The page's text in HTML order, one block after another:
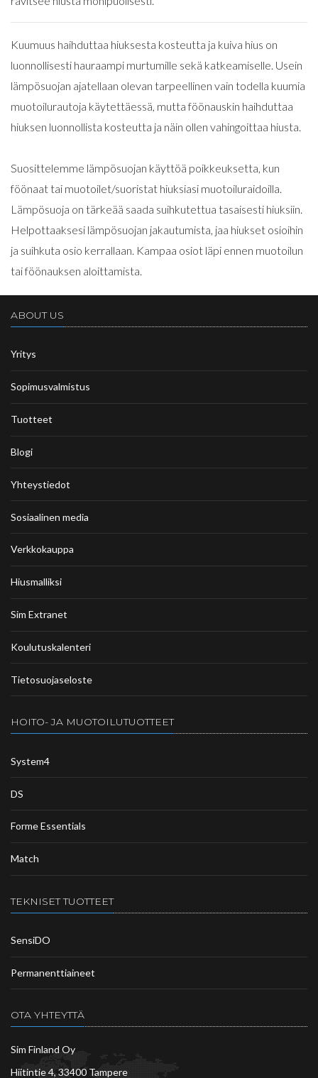
Kuumuus haihduttaa hiuksesta kosteutta ja kuiva hius on
luonnollisesti hauraampi murtumille sekä katkeamiselle. Usein
lämpösuojan ajatellaan olevan tarpeellinen vain todella kuumia
muotoilurautoja käytettäessä, mutta föönauskin haihduttaa
hiuksen luonnollista kosteutta ja näin ollen vahingoittaa hiusta.
Suosittelemme lämpösuojan käyttöä poikkeuksetta, kun
föönaat tai muotoilet/suoristat hiuksiasi muotoiluraidoilla.
Lämpösuoja on tärkeää saada suihkutettua tasaisesti hiuksiin.
Helpottaaksesi lämpösuojan jakautumista, jaa hiukset osioihin
ja suihkuta osio kerrallaan. Kampaa osiot läpi ennen muotoilun
tai föönauksen aloittamista.
ABOUT US
Yritys
Sopimusvalmistus
Tuotteet
Blogi
Yhteystiedot
Sosiaalinen media
Verkkokauppa
Hiusmalliksi
Sim Extranet
Koulutuskalenteri
Tietosuojaseloste
HOITO- JA MUOTOILUTUOTTEET
System4
DS
Forme Essentials
Match
TEKNISET TUOTTEET
SensiDO
Permanenttiaineet
OTA YHTEYTTÄ
Sim Finland Oy
Hiitintie 4, 33400 Tampere